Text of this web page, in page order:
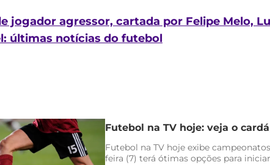
jogador agressor, cartada por Felipe Melo,
últimas notícias do futebol
Futebol na TV hoje: veja o
Futebol na TV hoje exibe
feira (7) terá ótimas opções para iniciar